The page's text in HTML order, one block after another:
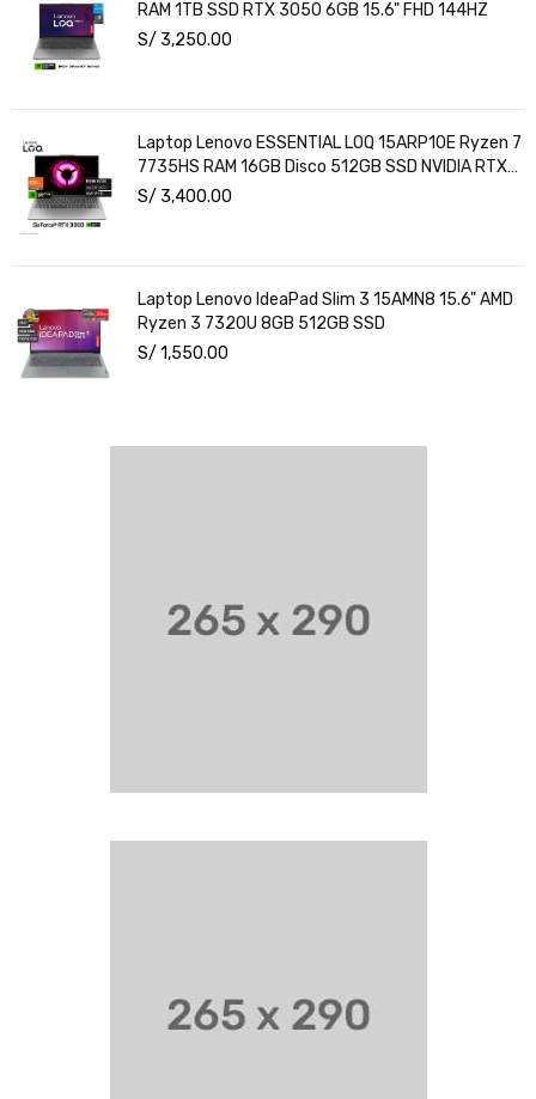
RAM 1TB SSD RTX 3050 6GB 15.6" FHD 144HZ
S/ 3,250.00
Laptop Lenovo ESSENTIAL LOQ 15ARP10E Ryzen 7
7735HS RAM 16GB Disco 512GB SSD NVIDIA RTX
3050 6GB 15.6" FHD Windows 11
S/ 3,400.00
Laptop Lenovo IdeaPad Slim 3 15AMN8 15.6" AMD
Ryzen 3 7320U 8GB 512GB SSD
S/ 1,550.00